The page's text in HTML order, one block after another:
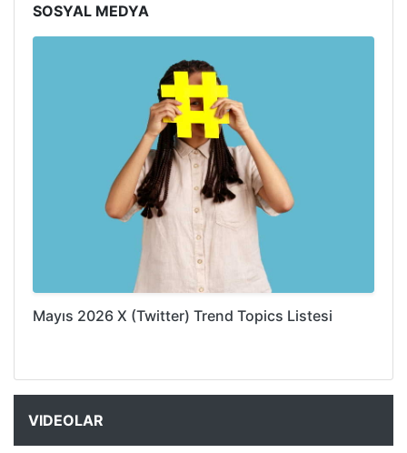
SOSYAL MEDYA
Mayıs 2026 X (Twitter) Trend Topics Listesi
VIDEOLAR